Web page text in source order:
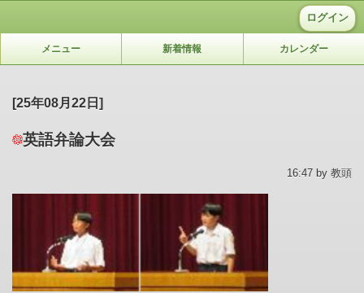
ログイン
メニュー 新着情報 カレンダー
[25年08月22日]
英語弁論大会
16:47 by 教頭